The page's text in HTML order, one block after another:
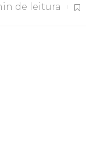
de leitura